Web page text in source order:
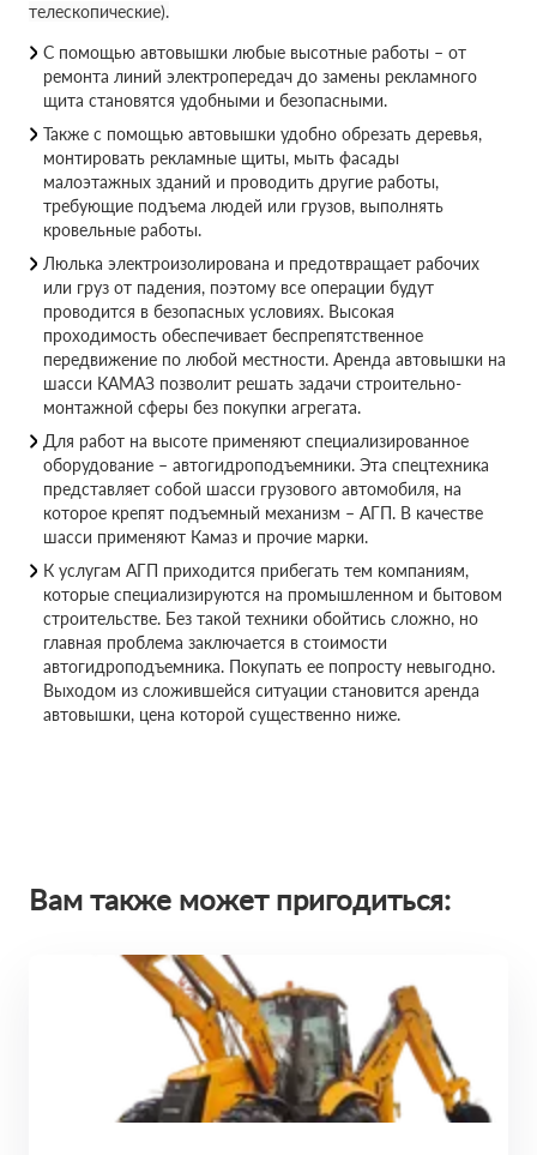
телескопические).
С помощью автовышки любые высотные работы – от
ремонта линий электропередач до замены рекламного
щита становятся удобными и безопасными.
Также с помощью автовышки удобно обрезать деревья,
монтировать рекламные щиты, мыть фасады
малоэтажных зданий и проводить другие работы,
требующие подъема людей или грузов, выполнять
кровельные работы.
Люлька электроизолирована и предотвращает рабочих
или груз от падения, поэтому все операции будут
проводится в безопасных условиях. Высокая
проходимость обеспечивает беспрепятственное
передвижение по любой местности. Аренда автовышки на
шасси КАМАЗ позволит решать задачи строительно-
монтажной сферы без покупки агрегата.
Для работ на высоте применяют специализированное
оборудование – автогидроподъемники. Эта спецтехника
представляет собой шасси грузового автомобиля, на
которое крепят подъемный механизм – АГП. В качестве
шасси применяют Камаз и прочие марки.
К услугам АГП приходится прибегать тем компаниям,
которые специализируются на промышленном и бытовом
строительстве. Без такой техники обойтись сложно, но
главная проблема заключается в стоимости
автогидроподъемника. Покупать ее попросту невыгодно.
Выходом из сложившейся ситуации становится аренда
автовышки, цена которой существенно ниже.
Вам также может пригодиться: